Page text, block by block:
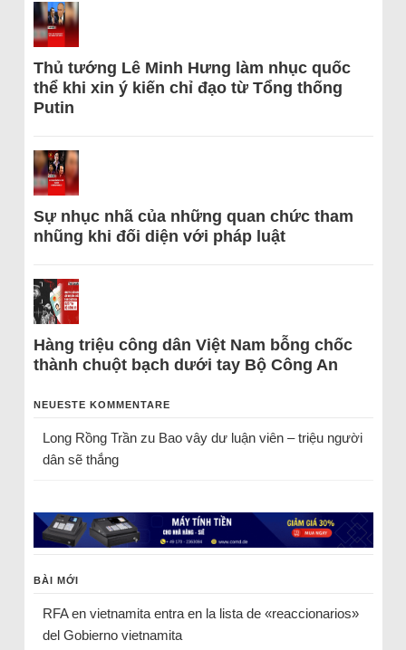
Thủ tướng Lê Minh Hưng làm nhục quốc
thể khi xin ý kiến chỉ đạo từ Tổng thống
Putin
Sự nhục nhã của những quan chức tham
nhũng khi đối diện với pháp luật
Hàng triệu công dân Việt Nam bỗng chốc
thành chuột bạch dưới tay Bộ Công An
NEUESTE KOMMENTARE
Long Rồng Trầnzu Bao vây dư luận viên – triệu người
dân sẽ thắng
BÀI MỚI
RFA en vietnamita entra en la lista de «reaccionarios»
del Gobierno vietnamita